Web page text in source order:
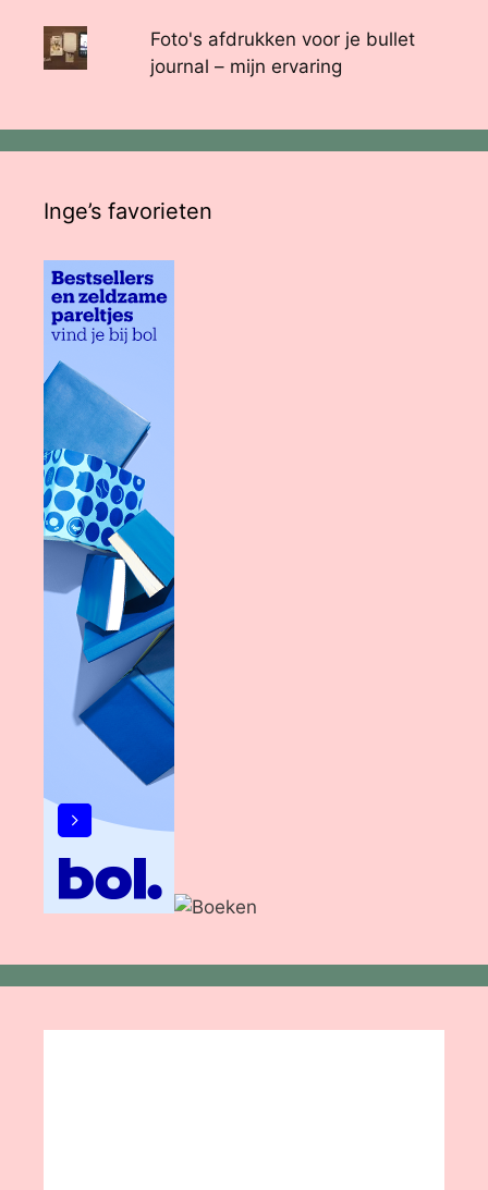
Foto's afdrukken voor je bullet
journal – mijn ervaring
Inge’s favorieten